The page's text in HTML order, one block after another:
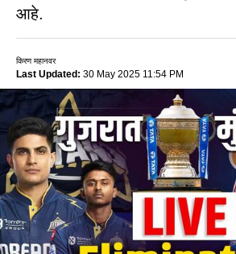
आहे.
किरण महानवर
Last Updated: 30 May 2025 11:54 PM